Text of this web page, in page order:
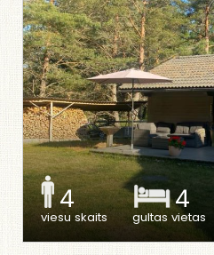
4
viesu skaits
4
gultas vietas